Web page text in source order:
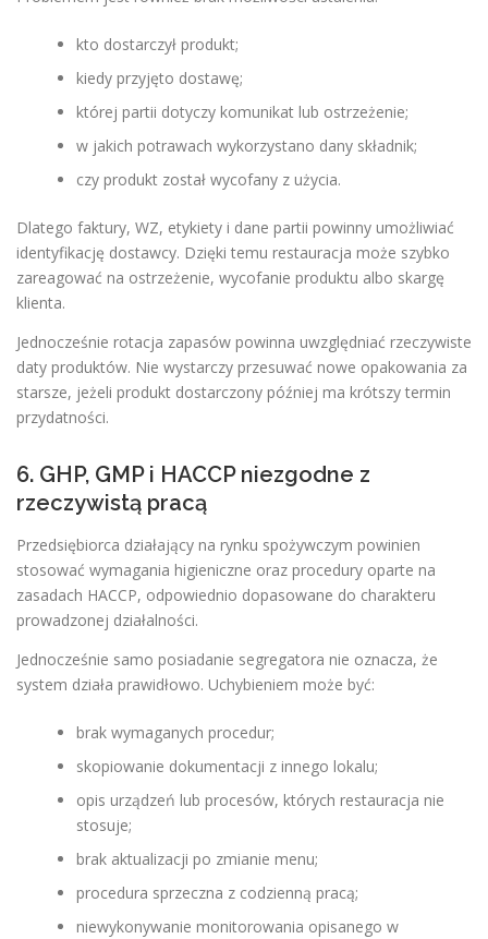
kto dostarczył produkt;
kiedy przyjęto dostawę;
której partii dotyczy komunikat lub ostrzeżenie;
w jakich potrawach wykorzystano dany składnik;
czy produkt został wycofany z użycia.
Dlatego faktury, WZ, etykiety i dane partii powinny umożliwiać
identyfikację dostawcy. Dzięki temu restauracja może szybko
zareagować na ostrzeżenie, wycofanie produktu albo skargę
klienta.
Jednocześnie rotacja zapasów powinna uwzględniać rzeczywiste
daty produktów. Nie wystarczy przesuwać nowe opakowania za
starsze, jeżeli produkt dostarczony później ma krótszy termin
przydatności.
6. GHP, GMP i HACCP niezgodne z
rzeczywistą pracą
Przedsiębiorca działający na rynku spożywczym powinien
stosować wymagania higieniczne oraz procedury oparte na
zasadach HACCP, odpowiednio dopasowane do charakteru
prowadzonej działalności.
Jednocześnie samo posiadanie segregatora nie oznacza, że
system działa prawidłowo. Uchybieniem może być:
brak wymaganych procedur;
skopiowanie dokumentacji z innego lokalu;
opis urządzeń lub procesów, których restauracja nie
stosuje;
brak aktualizacji po zmianie menu;
procedura sprzeczna z codzienną pracą;
niewykonywanie monitorowania opisanego w